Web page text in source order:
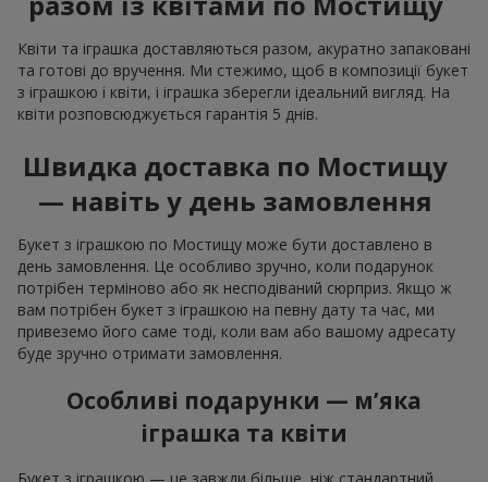
Квіти та іграшка доставляються разом, акуратно запаковані
та готові до вручення. Ми стежимо, щоб в композиції букет
з іграшкою і квіти, і іграшка зберегли ідеальний вигляд. На
квіти розповсюджується гарантія 5 днів.
Швидка доставка по Мостищу
— навіть у день замовлення
Букет з іграшкою по Мостищу може бути доставлено в
день замовлення. Це особливо зручно, коли подарунок
потрібен терміново або як несподіваний сюрприз. Якщо ж
вам потрібен букет з іграшкою на певну дату та час, ми
привеземо його саме тоді, коли вам або вашому адресату
буде зручно отримати замовлення.
Особливі подарунки — м’яка
іграшка та квіти